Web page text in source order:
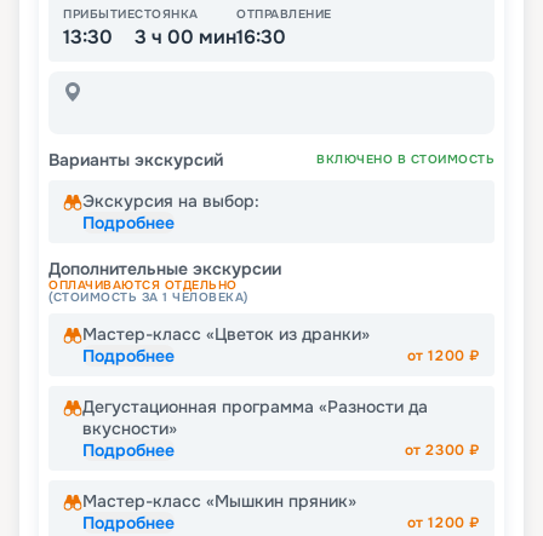
ПРИБЫТИЕ
13:30
СТОЯНКА
3 ч 00 мин
ОТПРАВЛЕНИЕ
16:30
Варианты экскурсий ВКЛЮЧЕНО В СТОИМОСТЬ
Экскурсия на выбор:
Подробнее
Дополнительные экскурсии
ОПЛАЧИВАЮТСЯ ОТДЕЛЬНО
(СТОИМОСТЬ ЗА 1 ЧЕЛОВЕКА)
Мастер-класс «Цветок из дранки»
Подробнее
от1200 ₽
Дегустационная программа «Разности да
вкусности»
Подробнее
от2300 ₽
Мастер-класс «Мышкин пряник»
Подробнее
от1200 ₽